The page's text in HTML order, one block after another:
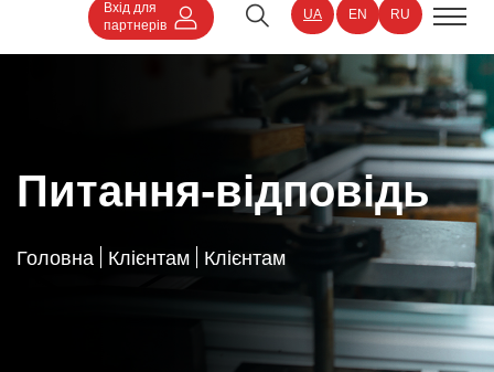
Вхід для
партнерів
UA EN RU
Питання-відповідь
Головна Клієнтам Клієнтам